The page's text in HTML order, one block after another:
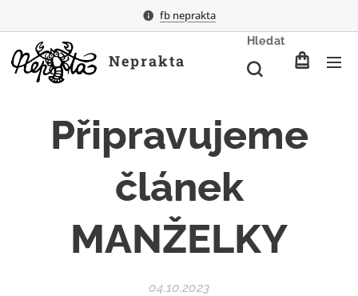
fb neprakta
Neprakta
Hledat
Připravujeme
článek
MANŽELKY
04.10.2023